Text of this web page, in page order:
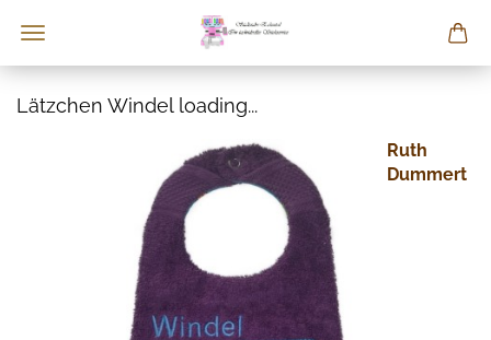
Lätzchen Windel loading...
Ruth
Dummert